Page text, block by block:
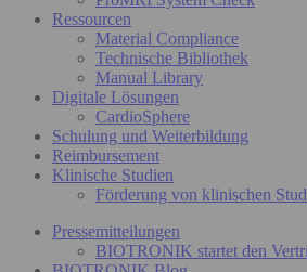
Ressourcen
Material Compliance
Technische Bibliothek
Manual Library
Digitale Lösungen
CardioSphere
Schulung und Weiterbildung
Reimbursement
Klinische Studien
Förderung von klinischen
Pressemitteilungen
BIOTRONIK startet den